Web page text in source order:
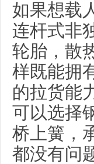
如果想载
连杆式非
轮胎，散
样既能拥
的拉货能
可以选择
桥上簧，
都没有问